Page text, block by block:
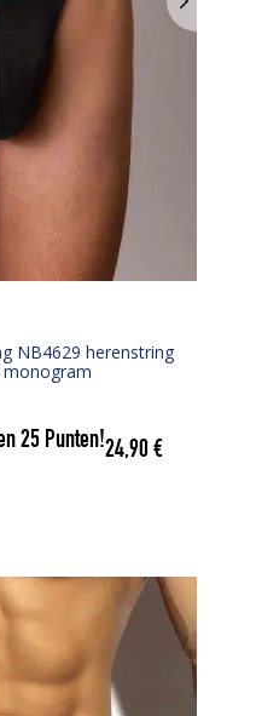
NB4629 herenstring
monogram
25 Punten!24,90€